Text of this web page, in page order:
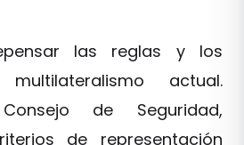
las reglas y los
actual.
de Seguridad,
de representación